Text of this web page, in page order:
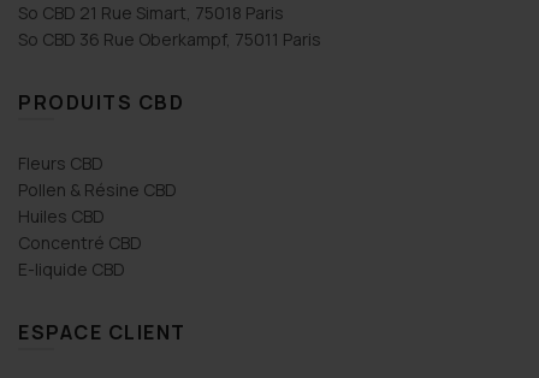
So CBD 21 Rue Simart, 75018 Paris
So CBD 36 Rue Oberkampf, 75011 Paris
PRODUITS CBD
Fleurs CBD
Pollen & Résine CBD
Huiles CBD
Concentré CBD
E-liquide CBD
ESPACE CLIENT